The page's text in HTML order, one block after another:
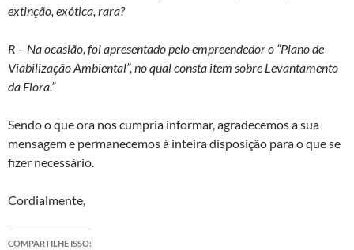
extinção, exótica, rara?
R – Na ocasião, foi apresentado pelo empreendedor o “Plano de
Viabilização Ambiental”, no qual consta item sobre Levantamento
da Flora.”
Sendo o que ora nos cumpria informar, agradecemos a sua
mensagem e permanecemos à inteira disposição para o que se
fizer necessário.
Cordialmente,
COMPARTILHE ISSO: